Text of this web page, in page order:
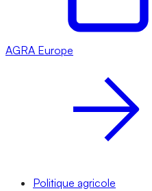
AGRA Europe
Politique agricole